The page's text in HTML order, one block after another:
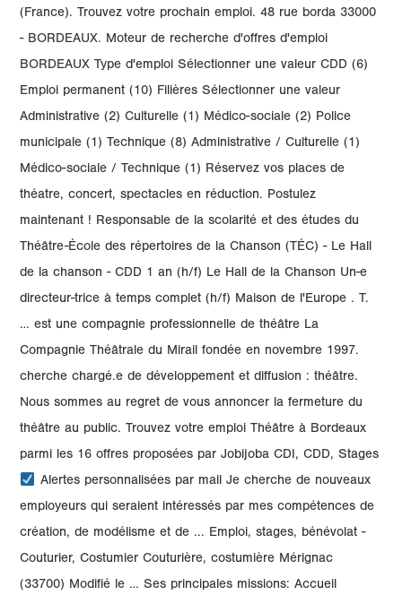
(France). Trouvez votre prochain emploi. 48 rue borda 33000
- BORDEAUX. Moteur de recherche d'offres d'emploi
BORDEAUX Type d'emploi Sélectionner une valeur CDD (6)
Emploi permanent (10) Filières Sélectionner une valeur
Administrative (2) Culturelle (1) Médico-sociale (2) Police
municipale (1) Technique (8) Administrative / Culturelle (1)
Médico-sociale / Technique (1) Réservez vos places de
théatre, concert, spectacles en réduction. Postulez
maintenant ! Responsable de la scolarité et des études du
Théâtre-École des répertoires de la Chanson (TÉC) - Le Hall
de la chanson - CDD 1 an (h/f) Le Hall de la Chanson Un-e
directeur-trice à temps complet (h/f) Maison de l'Europe . T.
… est une compagnie professionnelle de théâtre La
Compagnie Théâtrale du Mirail fondée en novembre 1997.
cherche chargé.e de développement et diffusion : théâtre.
Nous sommes au regret de vous annoncer la fermeture du
théâtre au public. Trouvez votre emploi Théâtre à Bordeaux
parmi les 16 offres proposées par Jobijoba CDI, CDD, Stages
Alertes personnalisées par mail Je cherche de nouveaux
employeurs qui seraient intéressés par mes compétences de
création, de modélisme et de ... Emploi, stages, bénévolat -
Couturier, Costumier Couturière, costumière Mérignac
(33700) Modifié le … Ses principales missions: Accueil